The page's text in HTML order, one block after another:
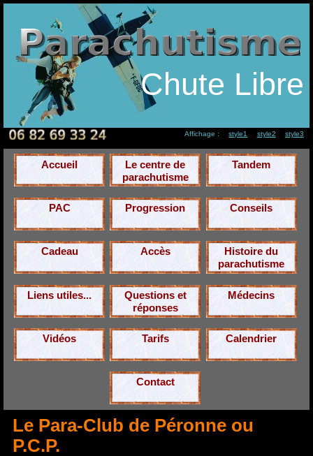
Chute Libre
Affichage : style1 style2 style3
Accueil
Le centre de
parachutisme
Tandem
PAC Progression Conseils
Cadeau Accès
Histoire du
parachutisme
Liens utiles...
Questions et
réponses
Médecins
Vidéos Tarifs Calendrier
Contact
Le Para-Club de Péronne ou
P.C.P.